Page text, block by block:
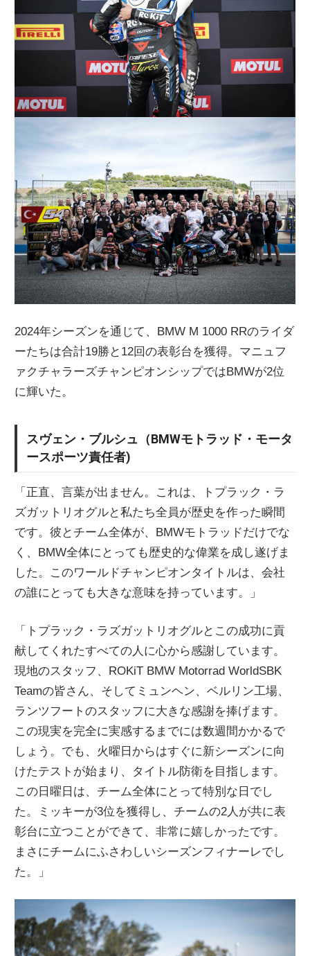
2024年シーズンを通じて、BMW M 1000 RRのライダ
ーたちは合計19勝と12回の表彰台を獲得。マニュフ
ァクチャラーズチャンピオンシップではBMWが2位
に輝いた。
スヴェン・ブルシュ（BMWモトラッド・モータ
ースポーツ責任者)
「正直、言葉が出ません。これは、トプラック・ラ
ズガットリオグルと私たち全員が歴史を作った瞬間
です。彼とチーム全体が、BMWモトラッドだけでな
く、BMW全体にとっても歴史的な偉業を成し遂げま
した。このワールドチャンピオンタイトルは、会社
の誰にとっても大きな意味を持っています。」
「トプラック・ラズガットリオグルとこの成功に貢
献してくれたすべての人に心から感謝しています。
現地のスタッフ、ROKiT BMW Motorrad WorldSBK
Teamの皆さん、そしてミュンヘン、ベルリン工場、
ランツフートのスタッフに大きな感謝を捧げます。
この現実を完全に実感するまでには数週間かかるで
しょう。でも、火曜日からはすぐに新シーズンに向
けたテストが始まり、タイトル防衛を目指します。
この日曜日は、チーム全体にとって特別な日でし
た。ミッキーが3位を獲得し、チームの2人が共に表
彰台に立つことができて、非常に嬉しかったです。
まさにチームにふさわしいシーズンフィナーレでし
た。」